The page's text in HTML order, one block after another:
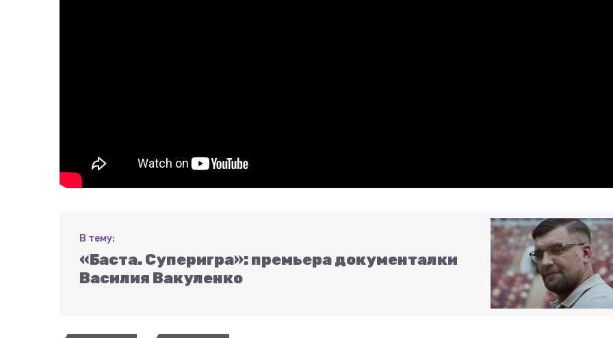
В тему:
«Баста. Суперигра»: премьера документалки
Василия Вакуленко